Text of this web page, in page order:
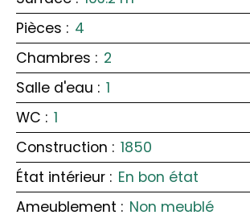
Pièces : 4
Chambres : 2
Salle d'eau : 1
WC : 1
Construction : 1850
État intérieur : En bon état
Ameublement : Non meublé